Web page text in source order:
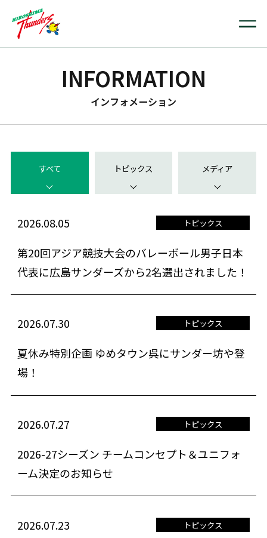
INFORMATION
インフォメーション
すべて トピックス メディア
2026.08.05 トピックス
第20回アジア競技大会のバレーボール男子日本
代表に広島サンダーズから2名選出されました！
2026.07.30 トピックス
夏休み特別企画 ゆめタウン呉にサンダー坊や登
場！
2026.07.27 トピックス
2026-27シーズン チームコンセプト＆ユニフォ
ーム決定のお知らせ
2026.07.23 トピックス